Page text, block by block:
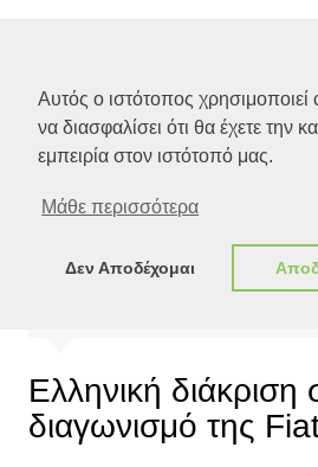
Αυτός ο ιστότοπος χρησιμοποιεί
να διασφαλίσει ότι θα έχετε την
εμπειρία στον ιστότοπό μας.
Μάθε περισσότερα
Δεν Αποδέχομαι
Ελλάδα
Ελληνική διάκριση
διαγωνισμό της